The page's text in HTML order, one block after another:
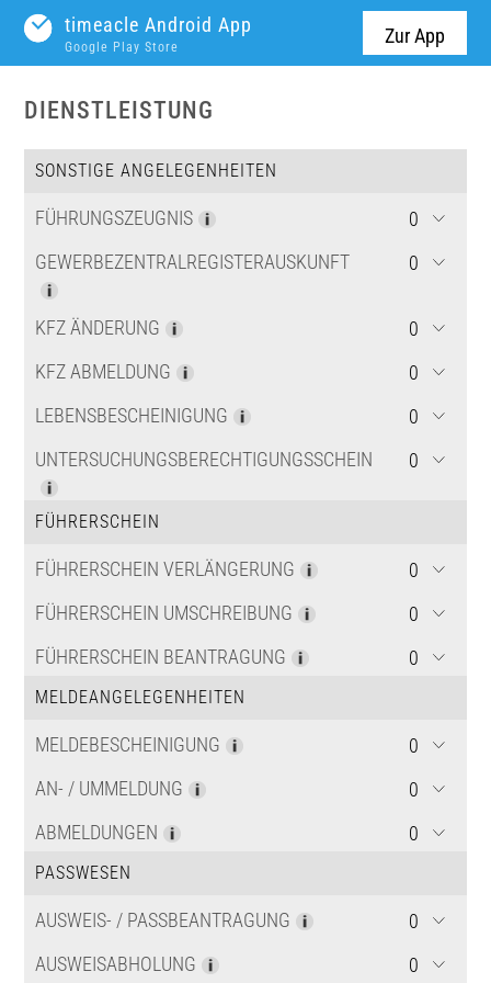
timeacle Android App
Google Play Store Zur App
DIENSTLEISTUNG
SONSTIGE ANGELEGENHEITEN
FÜHRUNGSZEUGNIS
GEWERBEZENTRALREGISTERAUSKUNFT
KFZ ÄNDERUNG
KFZ ABMELDUNG
LEBENSBESCHEINIGUNG
UNTERSUCHUNGSBERECHTIGUNGSSCHEIN
FÜHRERSCHEIN
FÜHRERSCHEIN VERLÄNGERUNG
FÜHRERSCHEIN UMSCHREIBUNG
FÜHRERSCHEIN BEANTRAGUNG
MELDEANGELEGENHEITEN
MELDEBESCHEINIGUNG
AN- / UMMELDUNG
ABMELDUNGEN
PASSWESEN
AUSWEIS- / PASSBEANTRAGUNG
AUSWEISABHOLUNG